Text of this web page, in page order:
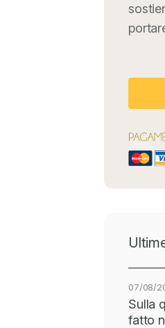
07/08/
Sulla
fatto